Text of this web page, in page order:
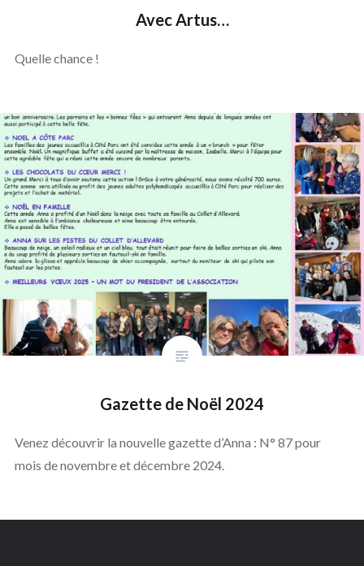
Avec Artus…
Quelle chance !
Gazette de Noël 2024
Venez découvrir la nouvelle gazette d’Anna : N° 87 pour
mois de novembre et décembre 2024.